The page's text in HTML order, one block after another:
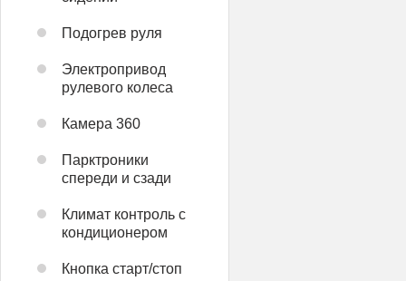
Подогрев руля
Электропривод
рулевого колеса
Камера 360
Парктроники
спереди и сзади
Климат контроль с
кондиционером
Кнопка старт/стоп